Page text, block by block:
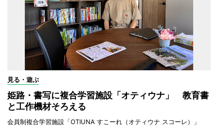
見る・遊ぶ
姫路・書写に複合学習施設「オティウナ」 教育書
と工作機材そろえる
会員制複合学習施設「OTIUNA すこーれ（オティウナ スコーレ）」